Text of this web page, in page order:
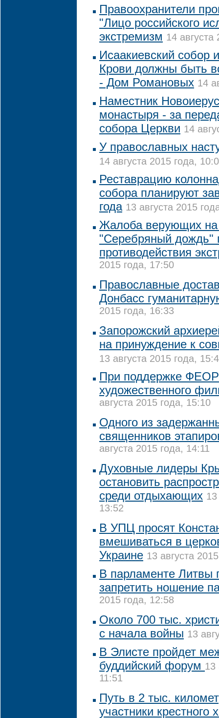
Правоохранители
"Лицо российского
экстремизм 14 августа
Исаакиевский собор
Крови должны быть
- Дом Романовых 14
Наместник
монастыря - за
собора Церкви 14
У православных
14 августа 2015 года,
Реставрацию
собора планируют
года 13 августа 2015
Жалоба верующих на
"Серебряный дождь"
противодействия
2015 года, 17:50
Православные
Донбасс
2015 года, 16:33
Запорожский
на принуждение к
13 августа 2015 года,
При поддержке
художественного
августа 2015 года, 15:10
Одного из
священников
августа 2015 года, 14:11
Духовные лидеры
остановить
среди отдыхающих 13
13:52
В УПЦ просят
вмешиваться в
Украине 13 августа
В парламенте Литвы
запретить ношение
2015 года, 12:58
Около 700 тыс.
с начала войны 13
В Элисте пройдет
буддийский форум 13
11:51
Путь в 2 тыс.
участники крестного